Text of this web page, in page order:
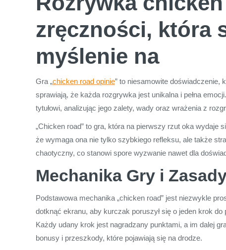
zręczności, która
myślenie na
Gra „chicken road opinie” to niesamowite doświadczenie,
sprawiają, że każda rozgrywka jest unikalna i pełna
tytułowi, analizując jego zalety, wady oraz wrażenia z
„Chicken road” to gra, która na pierwszy rzut oka
że wymaga ona nie tylko szybkiego refleksu, ale także
chaotyczny, co stanowi spore wyzwanie nawet dla
Mechanika Gry i
Podstawowa mechanika „chicken road” jest niezwykle
dotknąć ekranu, aby kurczak poruszył się o jeden krok
Każdy udany krok jest nagradzany punktami, a im dalej
bonusy i przeszkody, które pojawiają się na drodze.